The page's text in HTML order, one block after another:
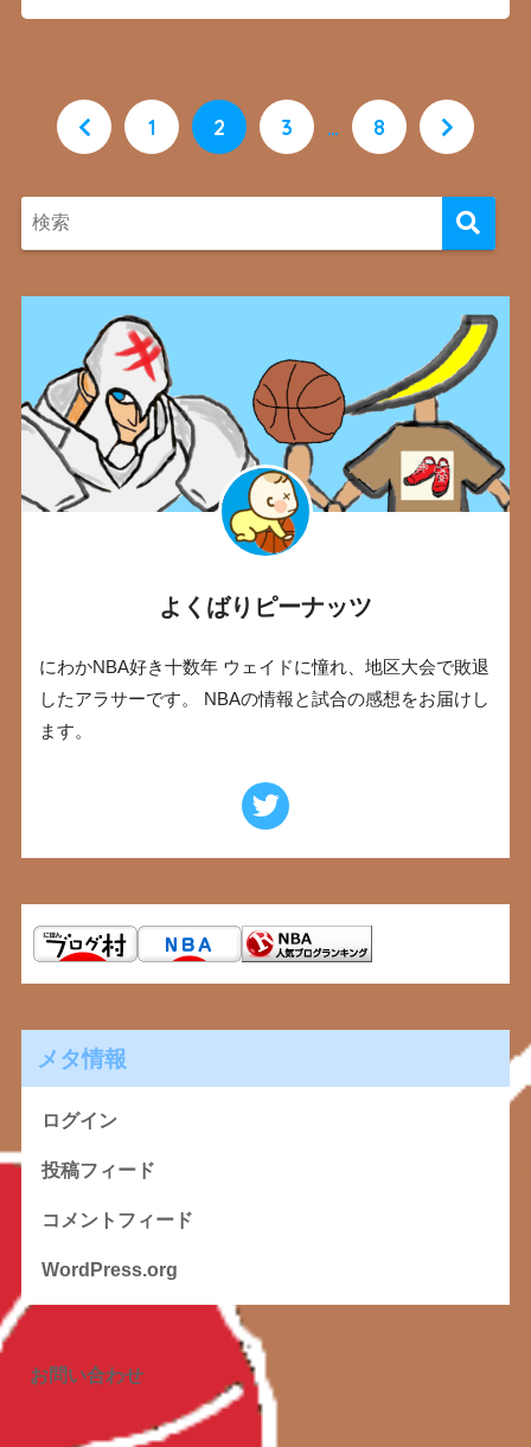
1 2 3 … 8
よくばりピーナッツ
にわかNBA好き十数年 ウェイドに憧れ、地区大会で敗退
したアラサーです。 NBAの情報と試合の感想をお届けし
ます。
メタ情報
ログイン
投稿フィード
コメントフィード
WordPress.org
お問い合わせ